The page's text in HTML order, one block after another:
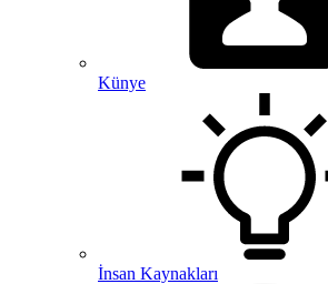
Künye
İnsan Kaynakları